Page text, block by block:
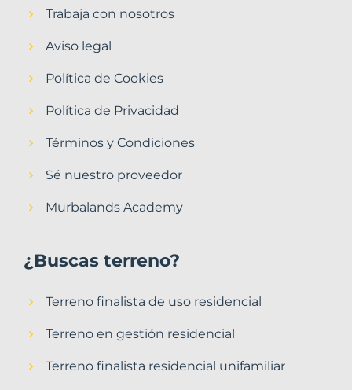
Trabaja con nosotros
Aviso legal
Política de Cookies
Política de Privacidad
Términos y Condiciones
Sé nuestro proveedor
Murbalands Academy
¿Buscas terreno?
Terreno finalista de uso residencial
Terreno en gestión residencial
Terreno finalista residencial unifamiliar